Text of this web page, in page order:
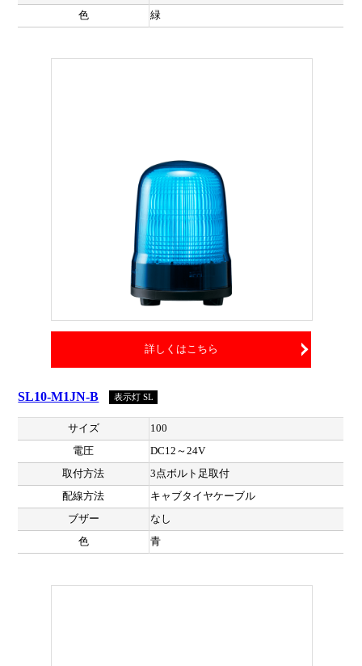
色
緑
詳しくはこちら
SL10-M1JN-B 表示灯 SL
サイズ
100
電圧
DC12～24V
取付方法
3点ボルト足取付
配線方法
キャブタイヤケーブル
ブザー
なし
色
青